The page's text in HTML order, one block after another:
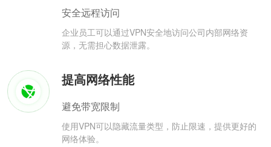
安全远程访问
企业员工可以通过VPN安全地访问公司内部网络资
源，无需担心数据泄露。
提高网络性能
避免带宽限制
使用VPN可以隐藏流量类型，防止限速，提供更好的
网络体验。